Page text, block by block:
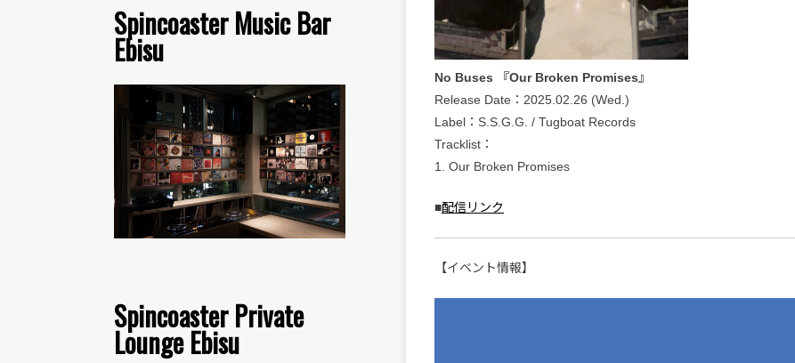
Spincoaster Music Bar
Ebisu
Spincoaster Private
Lounge Ebisu
No Buses 『Our Broken Promises』
Release Date：2025.02.26 (Wed.)
Label：S.S.G.G. / Tugboat Records
Tracklist：
1. Our Broken Promises
■配信リンク
【イベント情報】